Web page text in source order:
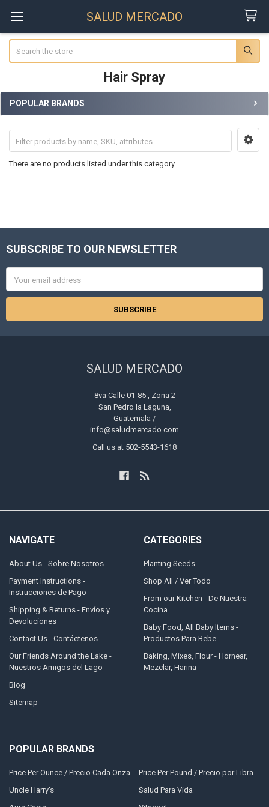
SALUD MERCADO
Hair Spray
Sidebar
POPULAR BRANDS
There are no products listed under this category.
Footer
SUBSCRIBE TO OUR NEWSLETTER
Address
SALUD MERCADO
8va Calle 01-85 , Zona 2
San Pedro la Laguna,
Guatemala /
info@saludmercado.com
Call us at 502-5543-1618
NAVIGATE
About Us - Sobre Nosotros
Payment Instructions -
Instrucciones de Pago
Shipping & Returns - Envíos y
Devoluciones
Contact Us - Contáctenos
Our Friends Around the Lake -
Nuestros Amigos del Lago
Blog
Sitemap
CATEGORIES
Planting Seeds
Shop All / Ver Todo
From our Kitchen - De Nuestra
Cocina
Baby Food, All Baby Items -
Productos Para Bebe
Baking, Mixes, Flour - Hornear,
Mezclar, Harina
POPULAR BRANDS
Price Per Ounce / Precio Cada Onza
Uncle Harry's
Price Per Pound / Precio por Libra
Salud Para Vida